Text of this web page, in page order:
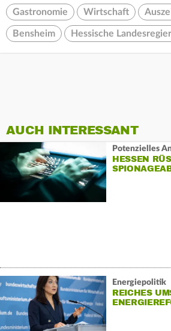
Gastronomie Wirtschaft
Bensheim Hessische
AUCH INTERESSANT
Potenzielles
HESSEN
Energiepolitik
REICHES